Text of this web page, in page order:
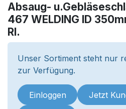
Absaug-
467 WELDING ID
Rl.
Unser Sortiment steht nur
zur Verfügung.
Einloggen Jetzt